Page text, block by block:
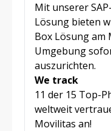
Mit unserer
Lösung bieten
Box Lösung am
Umgebung
auszurichten.
We track
11 der 15 Top-
weltweit
Movilitas an!